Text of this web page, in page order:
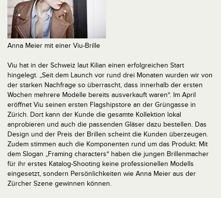
Anna Meier mit einer Viu-Brille
Viu hat in der Schweiz laut Kilian einen erfolgreichen Start
hingelegt. „Seit dem Launch vor rund drei Monaten wurden wir von
der starken Nachfrage so überrascht, dass innerhalb der ersten
Wochen mehrere Modelle bereits ausverkauft waren“. Im April
eröffnet Viu seinen ersten Flagshipstore an der Grüngasse in
Zürich. Dort kann der Kunde die gesamte Kollektion lokal
anprobieren und auch die passenden Gläser dazu bestellen. Das
Design und der Preis der Brillen scheint die Kunden überzeugen.
Zudem stimmen auch die Komponenten rund um das Produkt: Mit
dem Slogan „Framing characters“ haben die jungen Brillenmacher
für ihr erstes Katalog-Shooting keine professionellen Modells
eingesetzt, sondern Persönlichkeiten wie Anna Meier aus der
Zürcher Szene gewinnen können.